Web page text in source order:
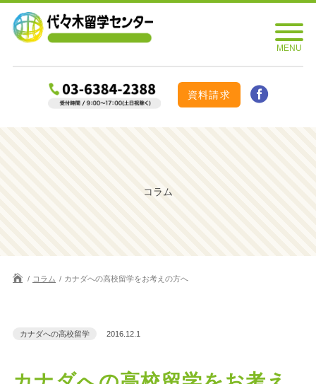
資料請求
コラム
コラム カナダへの高校留学をお考えの方へ
カナダへの高校留学 2016.12.1